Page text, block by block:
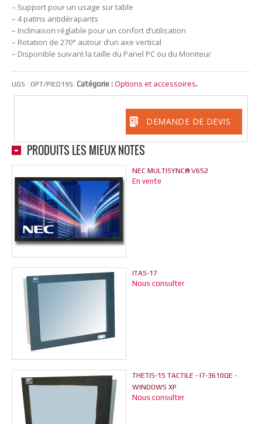
– Support pour un usage sur table
– 4 patins antidérapants
– Inclinaison réglable pour un confort d’utilisation
– Rotation de 270° autour d’un axe vertical
– Disponible suivant la taille du Panel PC ou du Moniteur
UGS : OPT/PIED19S. Catégorie : Options et accessoires.
DEMANDE DE DEVIS
PRODUITS LES MIEUX NOTÉS
NEC MULTISYNC® V652
En vente
ITAS-17
Nous consulter
THETIS-15 TACTILE - I7-3610QE -
WINDOWS XP
Nous consulter